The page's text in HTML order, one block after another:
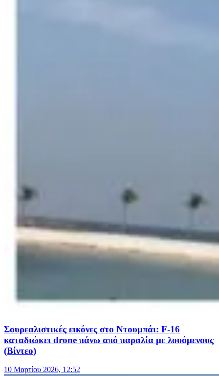
Σουρεαλιστικές εικόνες στο Ντουμπάι: F-16
καταδιώκει drone πάνω από παραλία με λουόμενους
(Βίντεο)
10 Μαρτίου 2026, 12:52